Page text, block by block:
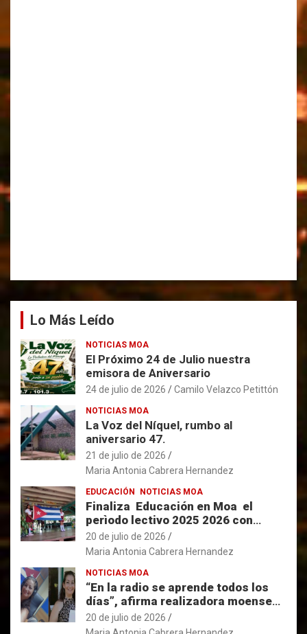
Lo Más Leído
NOTICIAS MOA
El Próximo 24 de Julio nuestra
emisora de Aniversario
24 de julio de 2026 Camilo Velazco Petittón
NOTICIAS MOA
La Voz del Níquel, rumbo al
aniversario 47.
21 de julio de 2026
Maria Antonia Cabrera Hernandez
EDUCACIÓN NOTICIAS MOA
Finaliza Educación en Moa el
perìodo lectivo 2025 2026 con
resultados favorables.
20 de julio de 2026
Maria Antonia Cabrera Hernandez
NOTICIAS MOA
“En la radio se aprende todos los
días”, afirma realizadora moense
con 33 años de labor en la Voz del
Níquel.
20 de julio de 2026